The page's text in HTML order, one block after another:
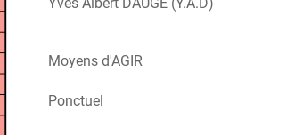
Moyens d'AGIR
Ponctuel